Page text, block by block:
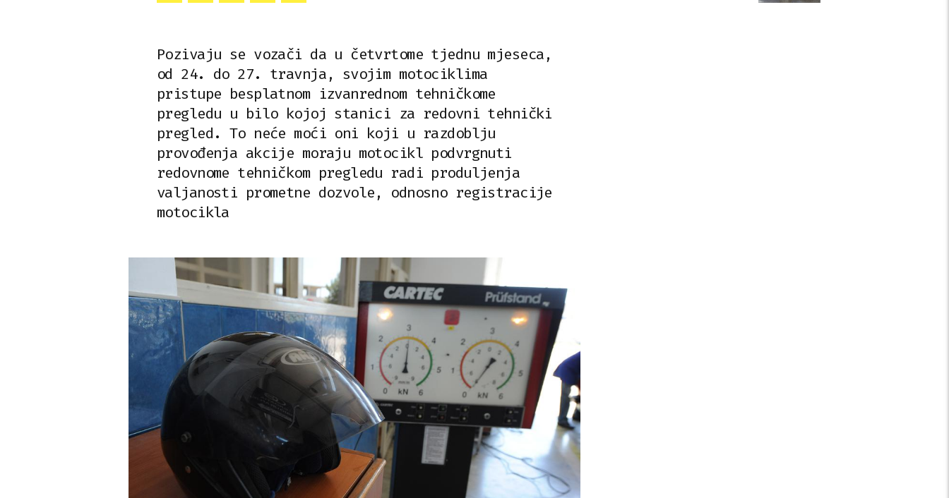
Pozivaju se vozači da u četvrtome tjednu mjeseca,
od 24. do 27. travnja, svojim motociklima
pristupe besplatnom izvanrednom tehničkome
pregledu u bilo kojoj stanici za redovni tehnički
pregled. To neće moći oni koji u razdoblju
provođenja akcije moraju motocikl podvrgnuti
redovnome tehničkom pregledu radi produljenja
valjanosti prometne dozvole, odnosno registracije
motocikla